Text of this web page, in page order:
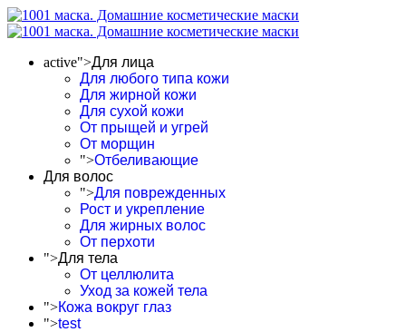
active">Для лица
Для любого типа кожи
Для жирной кожи
Для сухой кожи
От прыщей и угрей
От морщин
">Отбеливающие
Для волос
">Для поврежденных
Рост и укрепление
Для жирных волос
От перхоти
">Для тела
От целлюлита
Уход за кожей тела
">Кожа вокруг глаз
">test